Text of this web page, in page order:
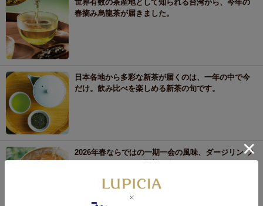
世界有数の茶産地として知られる台湾から、今年の
春摘み烏龍茶が届きました。
日本各地から多彩な新茶が届くのは、一年の中で今
だけ。飲み比べを楽しめる新茶の旬です。
2026年春ならではの一期一会の風味、ダージリン フ